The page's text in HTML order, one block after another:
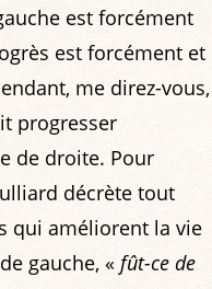
est forcément
est forcément et
me direz-vous,
progresser
de droite. Pour
décrète tout
qui améliorent la vie
gauche, « fût-ce de